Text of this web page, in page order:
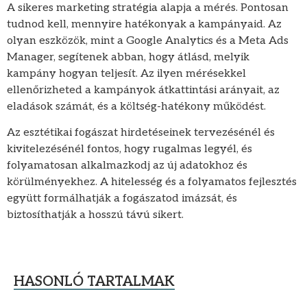
A sikeres marketing stratégia alapja a mérés. Pontosan
tudnod kell, mennyire hatékonyak a kampányaid. Az
olyan eszközök, mint a Google Analytics és a Meta Ads
Manager, segítenek abban, hogy átlásd, melyik
kampány hogyan teljesít. Az ilyen mérésekkel
ellenőrizheted a kampányok átkattintási arányait, az
eladások számát, és a költség-hatékony működést.
Az esztétikai fogászat hirdetéseinek tervezésénél és
kivitelezésénél fontos, hogy rugalmas legyél, és
folyamatosan alkalmazkodj az új adatokhoz és
körülményekhez. A hitelesség és a folyamatos fejlesztés
együtt formálhatják a fogászatod imázsát, és
biztosíthatják a hosszú távú sikert.
HASONLÓ TARTALMAK